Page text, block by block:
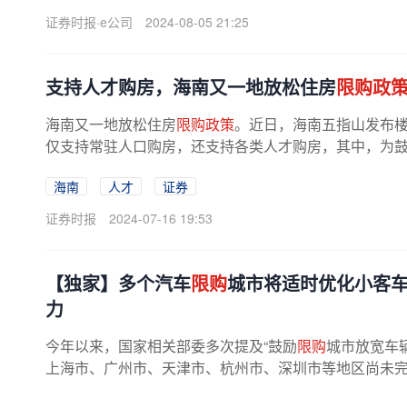
证券时报·e公司
2024-08-05 21:25
支持人才购房，海南又一地放松住房限购政
海南又一地放松住房限购政策。近日，海南五指山发布
仅支持常驻人口购房，还支持各类人才购房，其中，为
海南 人才
证券
证券时报
2024-07-16 19:53
【独家】多个汽车限购城市将适时优化小客
力
今年以来，国家相关部委多次提及“鼓励限购城市放宽车
上海市、广州市、天津市、杭州市、深圳市等地区尚未